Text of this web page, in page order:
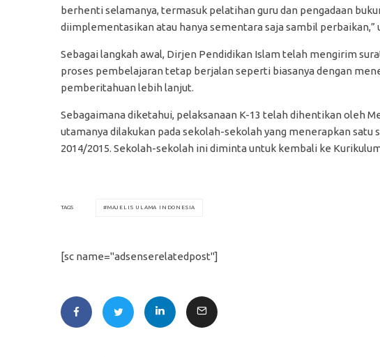
berhenti selamanya, termasuk pelatihan guru dan pengadaan
diimplementasikan atau hanya sementara saja sambil perbaikan,”
Sebagai langkah awal, Dirjen Pendidikan Islam telah mengirim
proses pembelajaran tetap berjalan seperti biasanya dengan
pemberitahuan lebih lanjut.
Sebagaimana diketahui, pelaksanaan K-13 telah dihentikan oleh
utamanya dilakukan pada sekolah-sekolah yang menerapkan satu
2014/2015. Sekolah-sekolah ini diminta untuk kembali ke
TAGS MAJELIS ULAMA INDONESIA
[sc name="adsenserelatedpost"]